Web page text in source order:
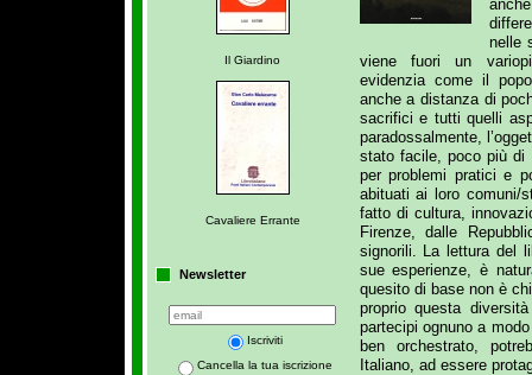
Il Giardino
Cavaliere Errante
Newsletter
Iscriviti
Cancella la tua iscrizione
nelle
viene fuori un
evidenzia come il
anche a distanza di
sacrifici e tutti quelli
paradossalmente,
stato facile, poco più di
per problemi pratici e
abituati ai loro comuni/
fatto di cultura,
Firenze, dalle
signorili. La lettura del
sue esperienze, è
quesito di base non è
proprio questa
partecipi ognuno a
ben orchestrato,
Italiano, ad essere